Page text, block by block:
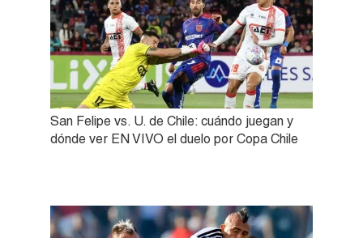
San Felipe vs. U. de Chile: cuándo juegan y
dónde ver EN VIVO el duelo por Copa Chile